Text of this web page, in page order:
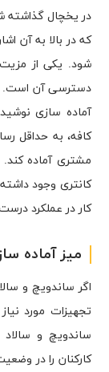
در یخچال گذاشته
که در بالا به آن
شود. یکی از
دسترسی آن است. به
آماده سازی
کافه، به حداقل
مشتری آماده
کانتری وجود
کار در عملکرد
میز آماده
اگر ساندویچ و
تجهیزات مورد
ساندویچ و سالاد
کارکنان را در